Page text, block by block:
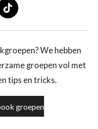
T
i
k
o
We hebben
groepen vol met
tips en tricks.
groepen